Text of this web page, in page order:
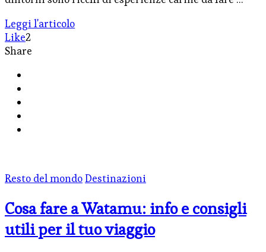
Leggi l'articolo
Like2
Share
Resto del mondoDestinazioni
Cosa fare a Watamu: info e consigli
utili per il tuo viaggio